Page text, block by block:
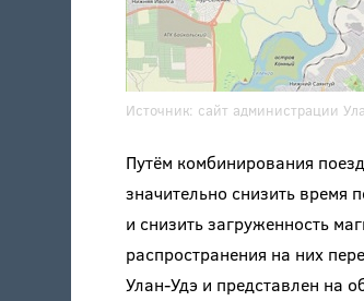
Источник: сайт администрации
Путём комбинирования
значительно снизить время
и снизить загруженность
распространения на них
Улан-Удэ и представлен на